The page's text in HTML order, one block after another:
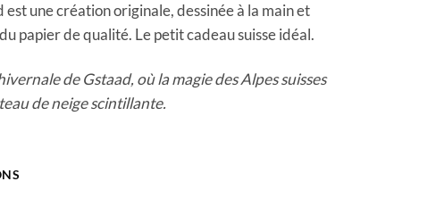
prix :
CHF 40.0
CHF 180.0
une création originale, dessinée à la main et
papier de qualité. Le petit cadeau suisse idéal.
de Gstaad, où la magie des Alpes suisses
de neige scintillante.